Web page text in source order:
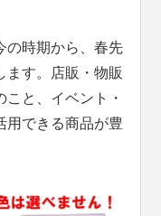
の時期から、春先
ます。店販・物販
と、イベント・
用できる商品が豊